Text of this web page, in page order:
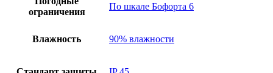
ограничения
По шкале Бофорта 6
Влажность 90% влажности